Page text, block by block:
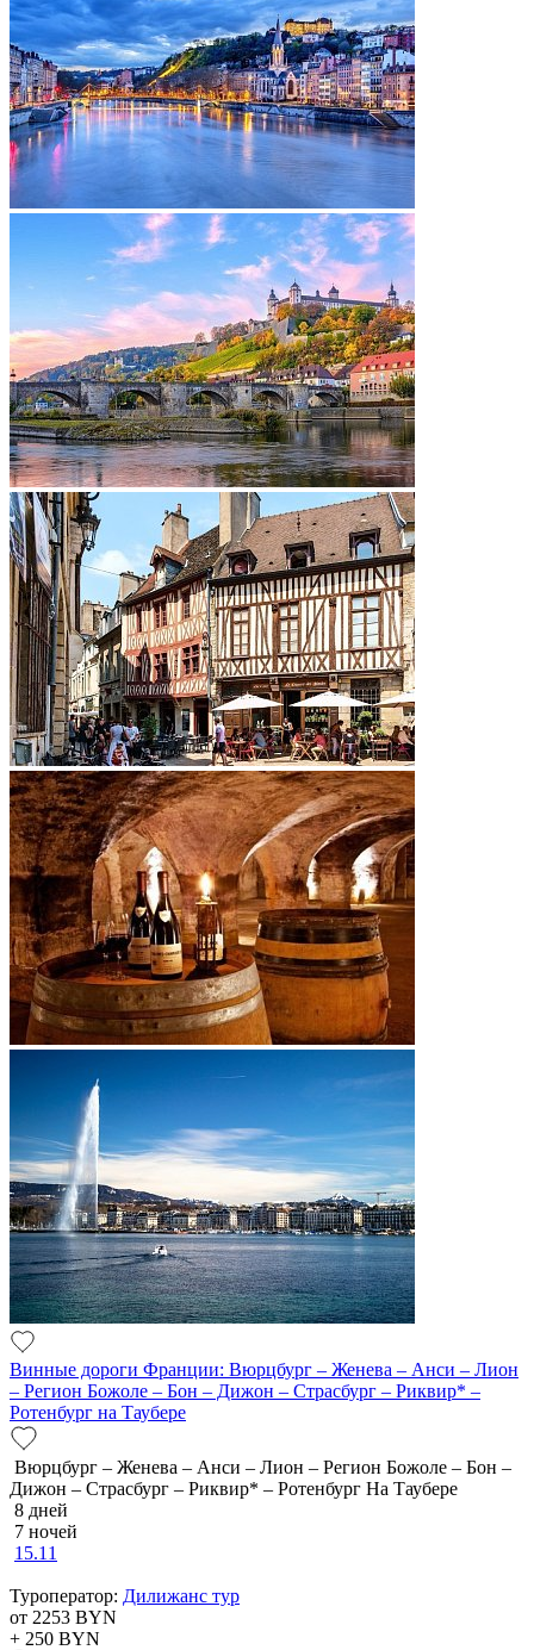
Винные дороги Франции: Вюрцбург – Женева – Анси – Лион
– Регион Божоле – Бон – Дижон – Страсбург – Риквир* –
Ротенбург на Таубере
Вюрцбург – Женева – Анси – Лион – Регион Божоле – Бон –
Дижон – Страсбург – Риквир* – Ротенбург На Таубере
8 дней
7 ночей
15.11
Туроператор: Дилижанс тур
от 2253 BYN
+ 250 BYN